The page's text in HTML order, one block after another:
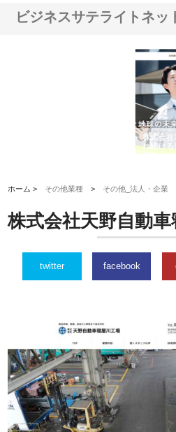
ビジネスサテライトネッ
株式会社名神精工の最新ニュー
スリリース一覧と注目トピック
ホーム > その他業種 > その他_法人・企業
株式会社天野自動
twitter facebook